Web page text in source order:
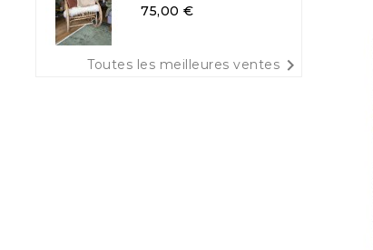
75,00 €
Toutes les meilleures ventes 